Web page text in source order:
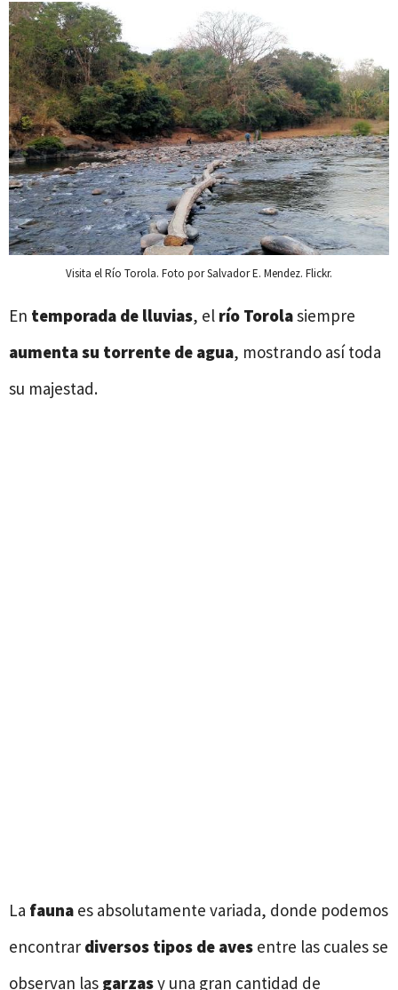
Visita el Río Torola. Foto por Salvador E. Mendez. Flickr.
En temporada de lluvias, el río Torolasiempre
aumenta su torrente de agua, mostrando así toda
su majestad.
La fauna es absolutamente variada, donde podemos
encontrar diversos tipos de aves entre las cuales se
observan las garzasy una gran cantidad de